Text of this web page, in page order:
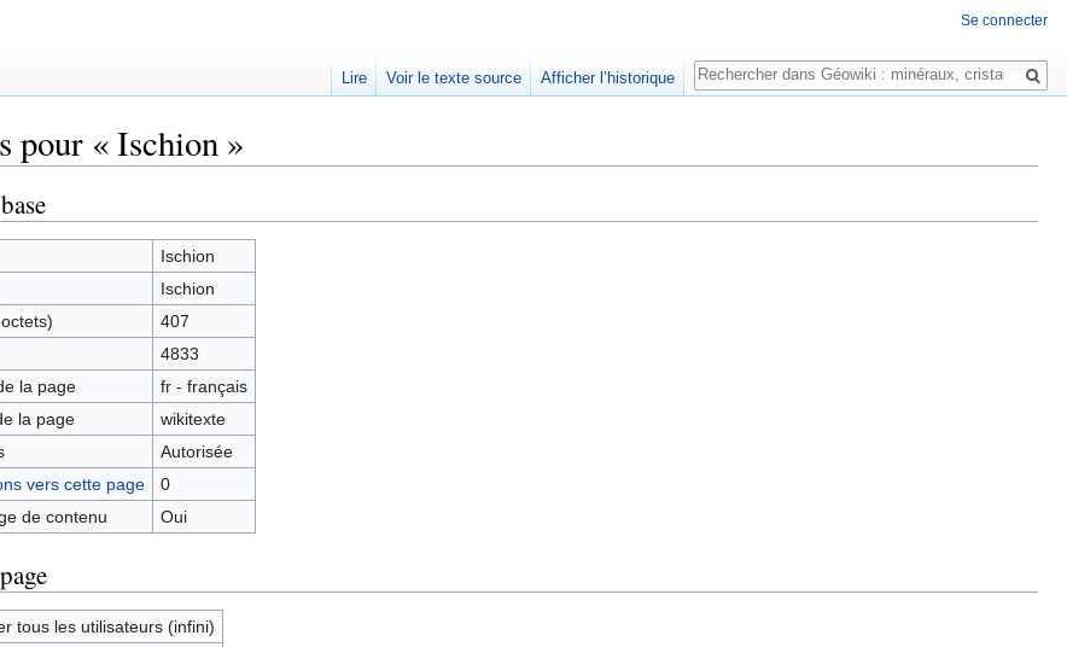
pour « Ischion »
Ischion
Ischion
407
4833
la page
fr - français
la page
wikitexte
Autorisée
vers cette page
0
de contenu
Oui
tous les utilisateurs (infini)
Se connecter
Lire Voir le texte source Afficher l’historique
Rechercher